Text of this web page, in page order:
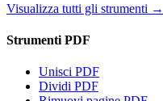
Visualizza tutti gli strumenti →
Strumenti PDF
Unisci PDF
Dividi PDF